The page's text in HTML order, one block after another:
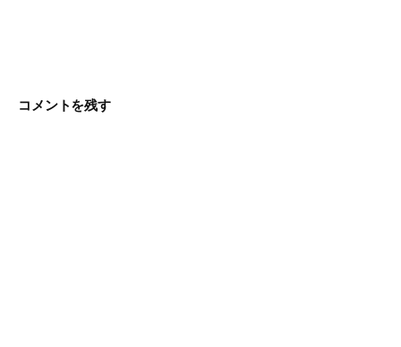
ョ
コメントを残す